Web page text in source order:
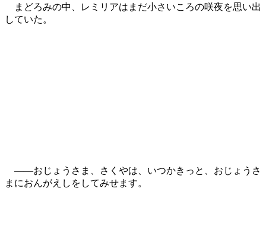
まどろみの中、レミリアはまだ小さいころの咲夜を思い出
していた。
――おじょうさま、さくやは、いつかきっと、おじょうさ
まにおんがえしをしてみせます。